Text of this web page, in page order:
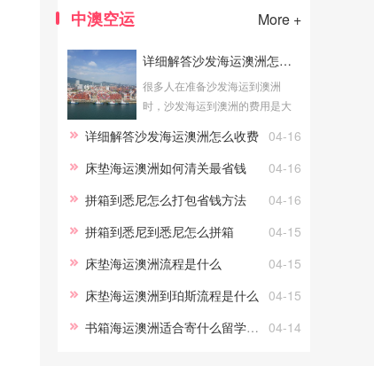
中澳空运 More +
详细解答沙发海运澳洲怎么收费
很多人在准备沙发海运到澳洲
时，沙发海运到澳洲的费用是大
发海运澳洲怎么收费的具体情
况，可以帮助您更好地预算物流
柜
04-16
详细解答沙发海运澳洲怎么收费
04-16
床垫海运澳洲如何清关最省钱
04-16
拼箱到悉尼怎么打包省钱方法
04-15
拼箱到悉尼到悉尼怎么拼箱
04-15
床垫海运澳洲流程是什么
04-15
床垫海运澳洲到珀斯流程是什么
04-14
书箱海运澳洲适合寄什么留学生必看